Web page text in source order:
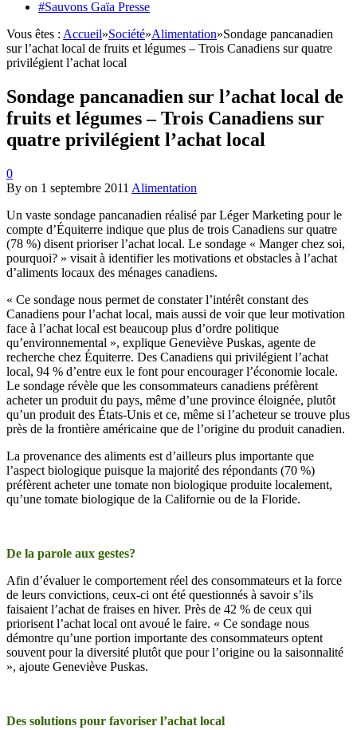
#Sauvons Gaïa Presse
Vous êtes : Accueil»Société»Alimentation»Sondage pancanadien
sur l’achat local de fruits et légumes – Trois Canadiens sur quatre
privilégient l’achat local
Sondage pancanadien sur l’achat local de
fruits et légumes – Trois Canadiens sur
quatre privilégient l’achat local
0
By on 1 septembre 2011 Alimentation
Un vaste sondage pancanadien réalisé par Léger Marketing pour le
compte d’Équiterre indique que plus de trois Canadiens sur quatre
(78 %) disent prioriser l’achat local. Le sondage « Manger chez soi,
pourquoi? » visait à identifier les motivations et obstacles à l’achat
d’aliments locaux des ménages canadiens.
« Ce sondage nous permet de constater l’intérêt constant des
Canadiens pour l’achat local, mais aussi de voir que leur motivation
face à l’achat local est beaucoup plus d’ordre politique
qu’environnemental », explique Geneviève Puskas, agente de
recherche chez Équiterre. Des Canadiens qui privilégient l’achat
local, 94 % d’entre eux le font pour encourager l’économie locale.
Le sondage révèle que les consommateurs canadiens préfèrent
acheter un produit du pays, même d’une province éloignée, plutôt
qu’un produit des États-Unis et ce, même si l’acheteur se trouve plus
près de la frontière américaine que de l’origine du produit canadien.
La provenance des aliments est d’ailleurs plus importante que
l’aspect biologique puisque la majorité des répondants (70 %)
préfèrent acheter une tomate non biologique produite localement,
qu’une tomate biologique de la Californie ou de la Floride.
De la parole aux gestes?
Afin d’évaluer le comportement réel des consommateurs et la force
de leurs convictions, ceux-ci ont été questionnés à savoir s’ils
faisaient l’achat de fraises en hiver. Près de 42 % de ceux qui
priorisent l’achat local ont avoué le faire. « Ce sondage nous
démontre qu’une portion importante des consommateurs optent
souvent pour la diversité plutôt que pour l’origine ou la saisonnalité
», ajoute Geneviève Puskas.
Des solutions pour favoriser l’achat local